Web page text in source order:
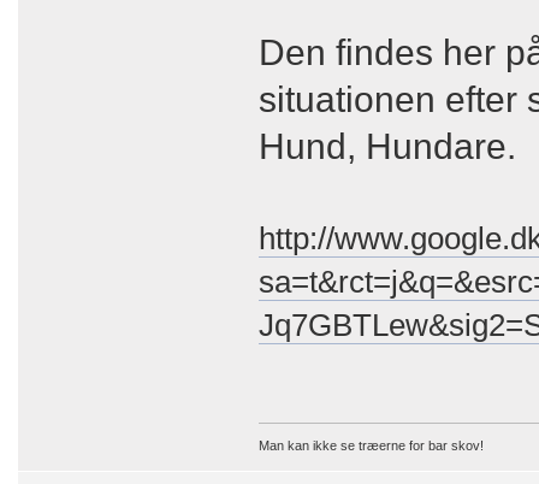
Den findes her
situationen efter
Hund, Hundare.
http://
Man kan ikke se træerne for bar skov!